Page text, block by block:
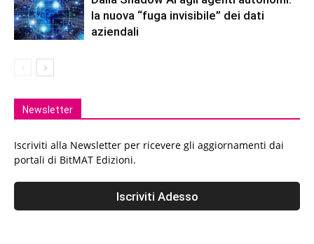
la nuova “fuga invisibile” dei dati
aziendali
Newsletter
Iscriviti alla Newsletter per ricevere gli aggiornamenti dai
portali di BitMAT Edizioni.